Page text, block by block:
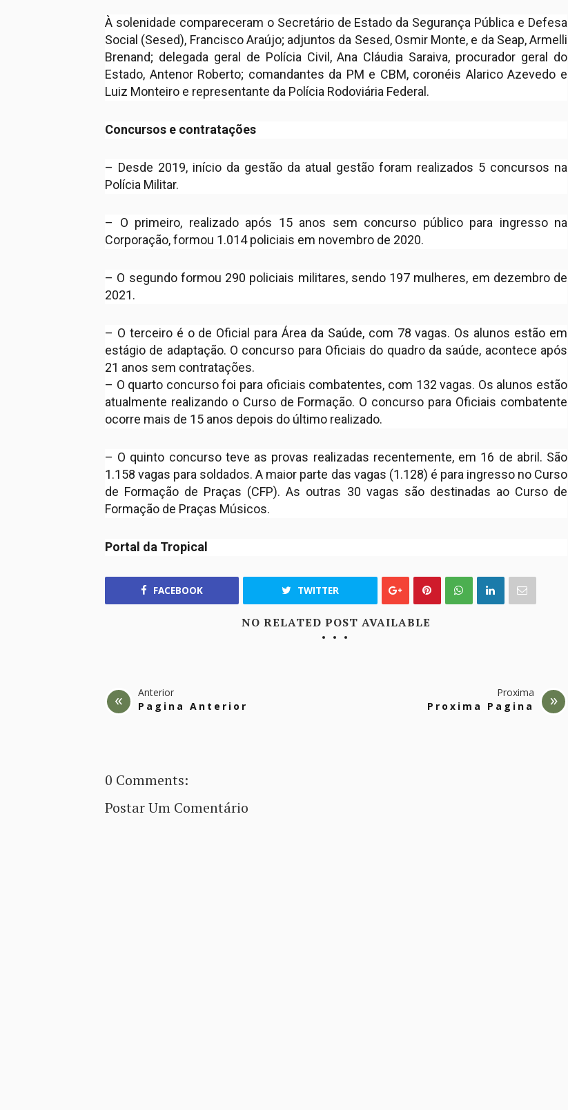
À solenidade compareceram o Secretário de Estado da Segurança Pública e Defesa
Social (Sesed), Francisco Araújo; adjuntos da Sesed, Osmir Monte, e da Seap, Armelli
Brenand; delegada geral de Polícia Civil, Ana Cláudia Saraiva, procurador geral do
Estado, Antenor Roberto; comandantes da PM e CBM, coronéis Alarico Azevedo e
Luiz Monteiro e representante da Polícia Rodoviária Federal.
Concursos e contratações
– Desde 2019, início da gestão da atual gestão foram realizados 5 concursos na
Polícia Militar.
– O primeiro, realizado após 15 anos sem concurso público para ingresso na
Corporação, formou 1.014 policiais em novembro de 2020.
– O segundo formou 290 policiais militares, sendo 197 mulheres, em dezembro de
2021.
– O terceiro é o de Oficial para Área da Saúde, com 78 vagas. Os alunos estão em
estágio de adaptação. O concurso para Oficiais do quadro da saúde, acontece após
21 anos sem contratações.
– O quarto concurso foi para oficiais combatentes, com 132 vagas. Os alunos estão
atualmente realizando o Curso de Formação. O concurso para Oficiais combatente
ocorre mais de 15 anos depois do último realizado.
– O quinto concurso teve as provas realizadas recentemente, em 16 de abril. São
1.158 vagas para soldados. A maior parte das vagas (1.128) é para ingresso no Curso
de Formação de Praças (CFP). As outras 30 vagas são destinadas ao Curso de
Formação de Praças Músicos.
Portal da Tropical
FACEBOOK TWITTER
NO RELATED POST AVAILABLE
Anterior
Pagina Anterior
Proxima
Proxima Pagina
0 Comments:
Postar Um Comentário